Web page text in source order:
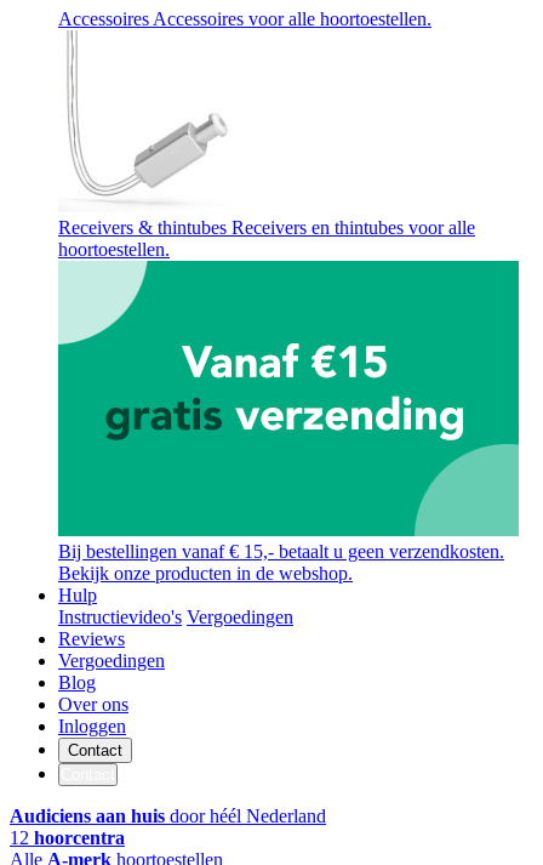
Accessoires Accessoires voor alle hoortoestellen.
Receivers & thintubes Receivers en thintubes voor alle
hoortoestellen.
Bij bestellingen vanaf € 15,- betaalt u geen verzendkosten.
Bekijk onze producten in de webshop.
Hulp
Instructievideo's Vergoedingen
Reviews
Vergoedingen
Blog
Over ons
Inloggen
Contact
Audiciens aan huis door héél Nederland
12 hoorcentra
Alle A-merk hoortoestellen